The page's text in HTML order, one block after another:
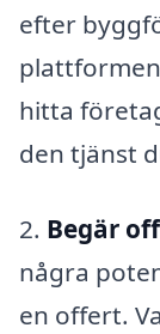
efter
hitta
den tjänst
2. Begär
några
en offert.